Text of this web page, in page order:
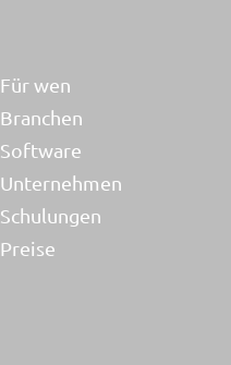
Für wen
Branchen
Software
Unternehmen
Schulungen
Preise